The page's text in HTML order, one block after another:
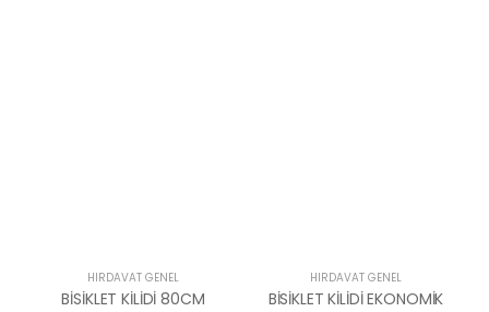
HIRDAVAT GENEL
BİSİKLET KİLİDİ 80CM
HIRDAVAT GENEL
BİSİKLET KİLİDİ EKONOMİK